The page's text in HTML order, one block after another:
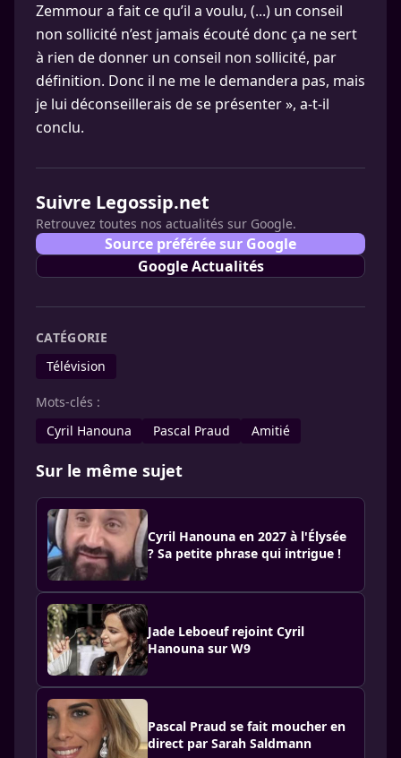
Zemmour a fait ce qu’il a voulu, (...) un conseil
non sollicité n’est jamais écouté donc ça ne sert
à rien de donner un conseil non sollicité, par
définition. Donc il ne me le demandera pas, mais
je lui déconseillerais de se présenter », a-t-il
conclu.
Suivre Legossip.net
Retrouvez toutes nos actualités sur Google.
Source préférée sur Google
Google Actualités
CATÉGORIE
Télévision
Mots-clés :
Cyril Hanouna
Pascal Praud Amitié
Sur le même sujet
Cyril Hanouna en 2027 à l'Élysée
? Sa petite phrase qui intrigue !
Jade Leboeuf rejoint Cyril
Hanouna sur W9
Pascal Praud se fait moucher en
direct par Sarah Saldmann